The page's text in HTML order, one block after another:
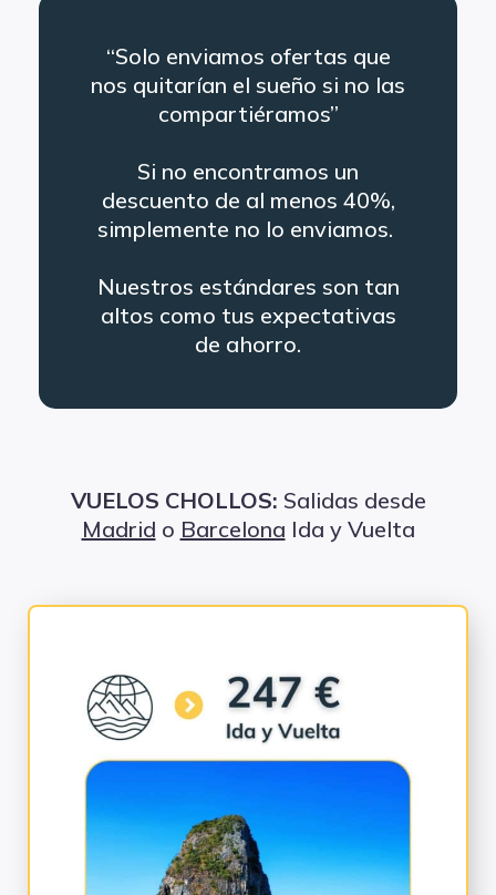
“Solo enviamos ofertas que
nos quitarían el sueño si no las
compartiéramos”
Si no encontramos un
descuento de al menos 40%,
simplemente no lo enviamos.
Nuestros estándares son tan
altos como tus expectativas
de ahorro.
VUELOS CHOLLOS: Salidas desde
Madrid o Barcelona Ida y Vuelta